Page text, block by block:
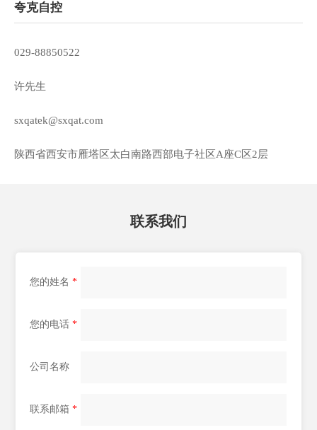
夸克自控
029-88850522
许先生
sxqatek@sxqat.com
陕西省西安市雁塔区太白南路西部电子社区A座C区2层
联系我们
您的姓名*
您的电话*
公司名称
联系邮箱*